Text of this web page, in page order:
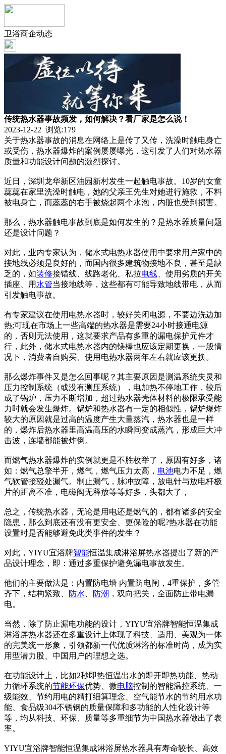
卫浴商企动态
传统热水器事故频发，如何解决？看厂家是怎么说！
2023-12-22 浏览:179
关于热水器事故的消息在网络上是传了又传，洗澡时触电身亡
或受伤，热水器爆炸的案例屡屡曝光，这引发了人们对热水器
质量和功能设计问题的激烈探讨。
近日，深圳龙华新区油园新村发生一起触电事故。10岁的女童
蕊蕊在家里洗澡时触电，她的父亲王先生对她进行施救，不料
被电身亡，而蕊蕊的右手被烧起两个水泡，内脏也受到损害。
那么，热水器触电事故到底是如何发生的？是热水器质量问题
还是设计问题？
对此，业内专家认为，储水式电热水器使用中要求用户家中的
接地线必须是良好的，而国内很多建筑物接地不良，甚至是缺
乏的，如装修接错线、线路老化、私拉电线 、使用劣质的开关
插座、用 水管当接地线等，这些都有可能导致地线带电，从而
引发触电事故。
有专家建议在使用电热水器时，较好关闭电源，不要边洗边加
热;可现在市场上一些高端的热水器是需要24小时接通电源
的，否则无法使用，这就要求产品有多重的漏电保护元件才
行，此外，储水式电热水器内的镁棒也应该定期更换，一般情
况下，消费者自购买、使用电热水器两年左右就应该更换。
那么爆炸事件又是怎么回事呢？其主要原因是测温系统失灵和
压力控制系统（或没有测压系统），电加热不停地工作，较后
成了锅炉，压力不断增加，超过热水器壳体材料的极限承受能
力时就会发生爆炸。锅炉和热水器有一定的相似性，锅炉爆炸
较大的原因就是过高的温度产生大量蒸汽，热水器也是一样
的，爆炸后热水器里高温高压的水瞬间变成蒸汽，形成巨大冲
击波，连墙都能被炸倒。
而燃气热水器爆炸的实例就更是不胜枚举了，原因有好多，诸
如：燃气总擎半开，燃气，燃气压力太高， 电池电力不足，燃
气软管接驳处漏气。制止漏气，脉冲故障，放电针与放电杆极
片的距离不准，电磁阀无释放等等好多，头都大了，
总之，传统热水器，无论是用电还是燃气的，都有诸多的安全
隐患，那么到底还有没有更安全、更保险的呢?热水器在功能
设置时是否能够避免此类事件的发生？
对此，YIYU宜浴牌智能恒温集成淋浴屏热水器提出了新的产
品设计理念，即：通过多重保护避免漏电事故发生。
他们的主要做法是：内置防电墙 内置防电闸，4重保护，多管
齐下，结构紧致、
防水 防潮 ，双向把关，全面防止带电漏
电。
当然，除了防止漏电功能的设计，YIYU宜浴牌智能恒温集成
淋浴屏热水器还在多重设计上体现了科技、适用、美观为一体
的完美统一形象，引领都新一代优质淋浴的标准时尚，成为实
用型潜力股、中国用户的理想之选。
在功能设计上，比如2秒即热恒温出水的即开即热功能、热动
力循环系统的节能环保优势、微电脑控制的智能温控系统、一
级能效、节约用电的精打细算理念、空气能节水的节约用水功
能、食品级304不锈钢的质量保障和多功能的人性化设计等
等，均从科技、环保、质量等多重细节为中国热水器做出了表
率。
YIYU宜浴牌智能恒温集成淋浴屏热水器具有寿命较长、高效